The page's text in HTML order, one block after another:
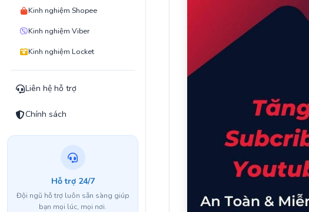
Kinh nghiệm Shopee
Kinh nghiệm Viber
Kinh nghiệm Locket
Liên hệ hỗ trợ
Chính sách
Hỗ trợ 24/7
Đội ngũ hỗ trợ luôn sẵn sàng giúp
bạn mọi lúc, mọi nơi.